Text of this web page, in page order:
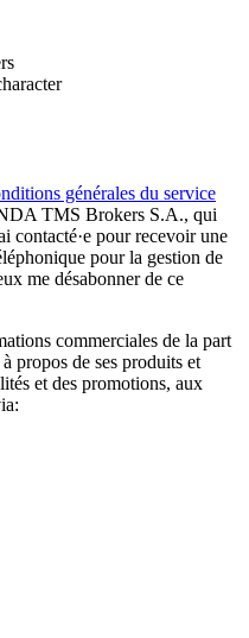
générales du service
TMS Brokers S.A., qui
contacté·e pour recevoir une
pour la gestion de
me désabonner de ce
commerciales de la part
propos de ses produits et
et des promotions, aux